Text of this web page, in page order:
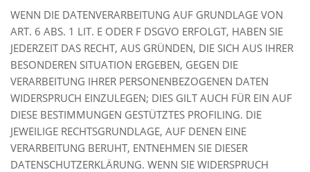
WENN DIE DATENVERARBEITUNG AUF GRUNDLAGE VON
ART. 6 ABS. 1 LIT. E ODER F DSGVO ERFOLGT, HABEN SIE
JEDERZEIT DAS RECHT, AUS GRÜNDEN, DIE SICH AUS IHRER
BESONDEREN SITUATION ERGEBEN, GEGEN DIE
VERARBEITUNG IHRER PERSONENBEZOGENEN DATEN
WIDERSPRUCH EINZULEGEN; DIES GILT AUCH FÜR EIN AUF
DIESE BESTIMMUNGEN GESTÜTZTES PROFILING. DIE
JEWEILIGE RECHTSGRUNDLAGE, AUF DENEN EINE
VERARBEITUNG BERUHT, ENTNEHMEN SIE DIESER
DATENSCHUTZERKLÄRUNG. WENN SIE WIDERSPRUCH